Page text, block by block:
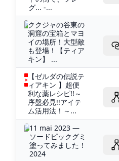
グ... -...
ククジャの谷東の
洞窟の宝箱とマヨ
イの場所！大型敵
も登場！【ティア
キン】 ...
【ゼルダの伝説テ
ィアキン 】超便
利な薬レシピ!!～
序盤必見!!アイテ
ム活用法！～...
11 mai 2023 —
ソードピックグミ
塗ってみました！
2024